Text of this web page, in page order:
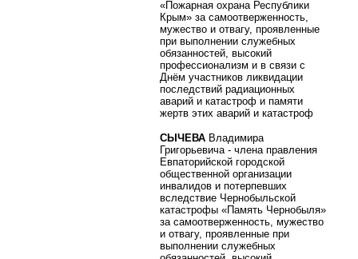
«Пожарная охрана Республики
Крым» за самоотверженность,
мужество и отвагу, проявленные
при выполнении служебных
обязанностей, высокий
профессионализм и в связи с
Днём участников ликвидации
последствий радиационных
аварий и катастроф и памяти
жертв этих аварий и катастроф
СЫЧЕВА Владимира
Григорьевича - члена правления
Евпаторийской городской
общественной организации
инвалидов и потерпевших
вследствие Чернобыльской
катастрофы «Память Чернобыля»
за самоотверженность, мужество
и отвагу, проявленные при
выполнении служебных